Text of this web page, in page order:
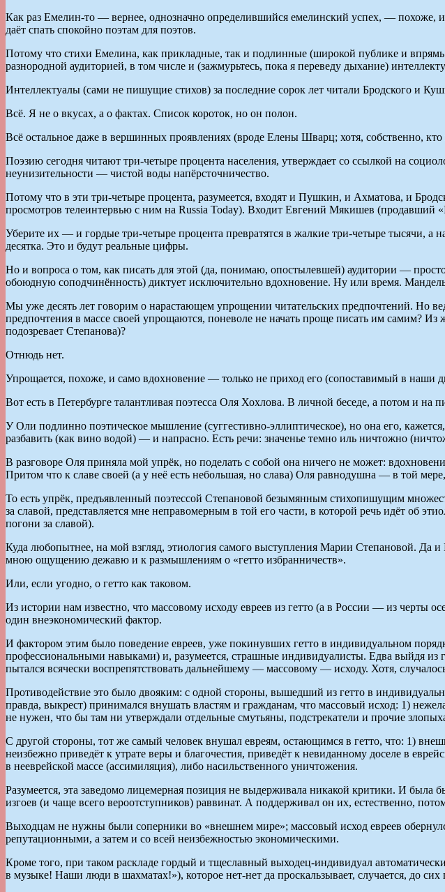
Как раз Емелин-то — вернее, однозначно определившийся емелинский успех, — похоже,
даёт спать спокойно поэтам для поэтов.
Потому что стихи Емелина, как прикладные, так и подлинные (широкой публике и
разнородной аудиторией, в том числе и (зажмурьтесь, пока я переведу дыхание)
Интеллектуалы (сами не пишущие стихов) за последние сорок лет читали Бродского
Всё. Я не о вкусах, а о фактах. Список короток, но он полон.
Всё остальное даже в вершинных проявлениях (вроде Елены Шварц; хотя, собственно,
Поэзию сегодня читают три-четыре процента населения, утверждает со ссылкой на
неунизительности — чистой воды напёрсточничество.
Потому что в эти три-четыре процента, разумеется, входят и Пушкин, и Ахматова, и
просмотров телеинтервью с ним на Russia Today). Входит Евгений Мякишев (продавший
Уберите их — и гордые три-четыре процента превратятся в жалкие три-четыре тысячи, а
десятка. Это и будут реальные цифры.
Но и вопроса о том, как писать для этой (да, понимаю, опостылевшей) аудитории —
обоюдную соподчинённость) диктует исключительно вдохновение. Ну или время.
Мы уже десять лет говорим о нарастающем упрощении читательских предпочтений. Но
предпочтения в массе своей упрощаются, поневоле не начать проще писать им самим?
подозревает Степанова)?
Отнюдь нет.
Упрощается, похоже, и само вдохновение — только не приход его (сопоставимый в наши
Вот есть в Петербурге талантливая поэтесса Оля Хохлова. В личной беседе, а потом и
У Оли подлинно поэтическое мышление (суггестивно-эллиптическое), но она его,
разбавить (как вино водой) — и напрасно. Есть речи: значенье темно иль ничтожно
В разговоре Оля приняла мой упрёк, но поделать с собой она ничего не может:
Притом что к славе своей (а у неё есть небольшая, но слава) Оля равнодушна — в той
То есть упрёк, предъявленный поэтессой Степановой безымянным стихопишущим
за славой, представляется мне неправомерным в той его части, в которой речь идёт об
погони за славой).
Куда любопытнее, на мой взгляд, этиология самого выступления Марии Степановой.
мною ощущению дежавю и к размышлениям о «гетто избранничеств».
Или, если угодно, о гетто как таковом.
Из истории нам известно, что массовому исходу евреев из гетто (а в России — из черты
один внеэкономический фактор.
И фактором этим было поведение евреев, уже покинувших гетто в индивидуальном
профессиональными навыками) и, разумеется, страшные индивидуалисты. Едва выйдя
пытался всячески воспрепятствовать дальнейшему — массовому — исходу. Хотя,
Противодействие это было двояким: с одной стороны, вышедший из гетто в
правда, выкрест) принимался внушать властям и гражданам, что массовый исход: 1)
не нужен, что бы там ни утверждали отдельные смутьяны, подстрекатели и прочие
С другой стороны, тот же самый человек внушал евреям, остающимся в гетто, что: 1)
неизбежно приведёт к утрате веры и благочестия, приведёт к невиданному доселе в
в нееврейской массе (ассимиляция), либо насильственного уничтожения.
Разумеется, эта заведомо лицемерная позиция не выдерживала никакой критики. И
изгоев (и чаще всего вероотступников) раввинат. А поддерживал он их, естественно,
Выходцам не нужны были соперники во «внешнем мире»; массовый исход евреев
репутационными, а затем и со всей неизбежностью экономическими.
Кроме того, при таком раскладе гордый и тщеславный выходец-индивидуал
в музыке! Наши люди в шахматах!»), которое нет-нет да проскальзывает, случается, до сих